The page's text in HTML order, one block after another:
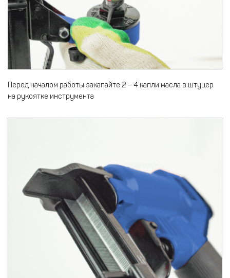
Перед началом работы закапайте 2 – 4 капли масла в штуцер
на рукоятке инструмента